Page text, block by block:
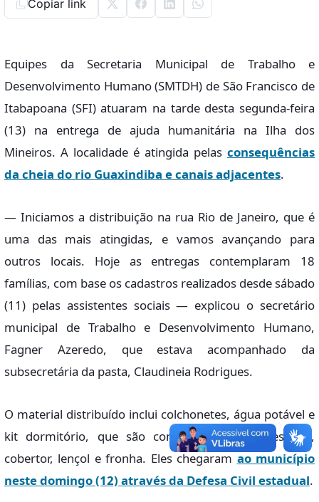
Copiar link
Equipes da Secretaria Municipal de Trabalho e
Desenvolvimento Humano (SMTDH) de São Francisco de
Itabapoana (SFI) atuaram na tarde desta segunda-feira
(13) na entrega de ajuda humanitária na Ilha dos
Mineiros. A localidade é atingida pelas consequências
da cheia do rio Guaxindiba e canais adjacentes.
— Iniciamos a distribuição na rua Rio de Janeiro, que é
uma das mais atingidas, e vamos avançando para
outros locais. Hoje as entregas contemplaram 18
famílias, com base os cadastros realizados desde sábado
(11) pelas assistentes sociais — explicou o secretário
municipal de Trabalho e Desenvolvimento Humano,
Fagner Azeredo, que estava acompanhado da
subsecretária da pasta, Claudineia Rodrigues.
O material distribuído inclui colchonetes, água potável e
kit dormitório, que são compostos por travesseiro,
cobertor, lençol e fronha. Eles chegaram ao município
neste domingo (12) através da Defesa Civil estadual.